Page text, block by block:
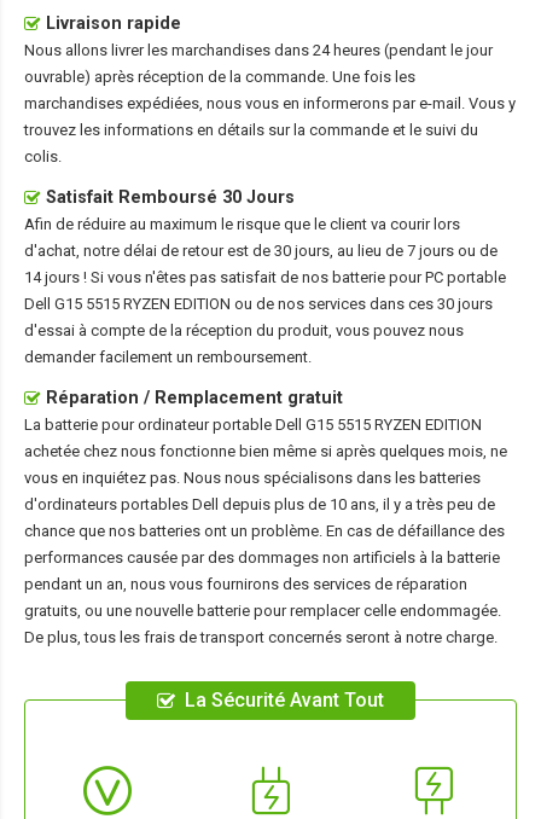
Livraison rapide
Nous allons livrer les marchandises dans 24 heures (pendant le jour
ouvrable) après réception de la commande. Une fois les
marchandises expédiées, nous vous en informerons par e-mail. Vous y
trouvez les informations en détails sur la commande et le suivi du
colis.
Satisfait Remboursé 30 Jours
Afin de réduire au maximum le risque que le client va courir lors
d'achat, notre délai de retour est de 30 jours, au lieu de 7 jours ou de
14 jours ! Si vous n'êtes pas satisfait de nos batterie pour PC portable
Dell G15 5515 RYZEN EDITION ou de nos services dans ces 30 jours
d'essai à compte de la réception du produit, vous pouvez nous
demander facilement un remboursement.
Réparation / Remplacement gratuit
La batterie pour ordinateur portable Dell G15 5515 RYZEN EDITION
achetée chez nous fonctionne bien même si après quelques mois, ne
vous en inquiétez pas. Nous nous spécialisons dans les batteries
d'ordinateurs portables Dell depuis plus de 10 ans, il y a très peu de
chance que nos batteries ont un problème. En cas de défaillance des
performances causée par des dommages non artificiels à la batterie
pendant un an, nous vous fournirons des services de réparation
gratuits, ou une nouvelle batterie pour remplacer celle endommagée.
De plus, tous les frais de transport concernés seront à notre charge.
La Sécurité Avant Tout